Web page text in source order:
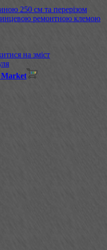
250 см та перерізом
ремонтною клемою
на зміст